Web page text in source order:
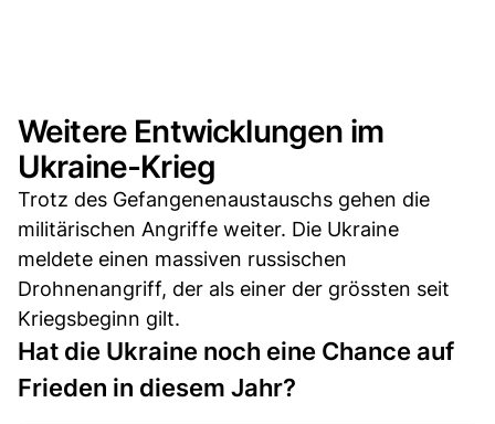
Weitere Entwicklungen im
Ukraine-Krieg
Trotz des Gefangenenaustauschs gehen die
militärischen Angriffe weiter. Die Ukraine
meldete einen massiven russischen
Drohnenangriff, der als einer der grössten seit
Kriegsbeginn gilt.
Hat die Ukraine noch eine Chance auf
Frieden in diesem Jahr?